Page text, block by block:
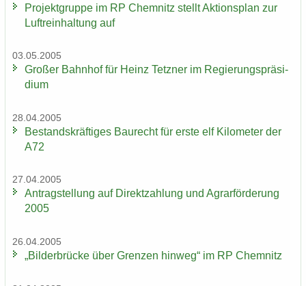
Pro­jekt­grup­pe im RP Chem­nitz stellt Ak­ti­ons­plan zur
Luft­rein­hal­tung auf
03.05.2005
Gro­ßer Bahn­hof für Heinz Tetz­ner im Re­gie­rungs­prä­si­
di­um
28.04.2005
Be­stands­kräf­ti­ges Bau­recht für erste elf Ki­lo­me­ter der
A72
27.04.2005
An­trag­stel­lung auf Di­rekt­zah­lung und Agrar­för­de­rung
2005
26.04.2005
„Bil­der­brü­cke über Gren­zen hin­weg“ im RP Chem­nitz